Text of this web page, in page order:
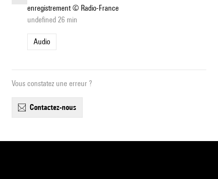
enregistrement © Radio-France
undefined 26 min
Audio
Vous constatez une erreur ?
contactez-nous